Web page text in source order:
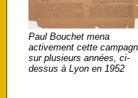
Paul Bouchet mena
activement cette
sur plusieurs années, ci-
dessus à Lyon en 1952